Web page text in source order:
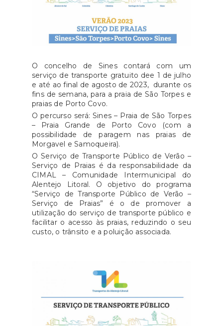
O concelho de Sines contará com um
serviço de transporte gratuito dee 1 de julho
e até ao final de agosto de 2023, durante os
fins de semana, para a praia de São Torpes e
praias de Porto Covo.
O percurso será: Sines – Praia de São Torpes
– Praia Grande de Porto Covo (com a
possibilidade de paragem nas praias de
Morgavel e Samoqueira).
O Serviço de Transporte Público de Verão –
Serviço de Praias é da responsabilidade da
CIMAL – Comunidade Intermunicipal do
Alentejo Litoral. O objetivo do programa
“Serviço de Transporte Público de Verão –
Serviço de Praias” é o de promover a
utilização do serviço de transporte público e
facilitar o acesso às praias, reduzindo o seu
custo, o trânsito e a poluição associada.